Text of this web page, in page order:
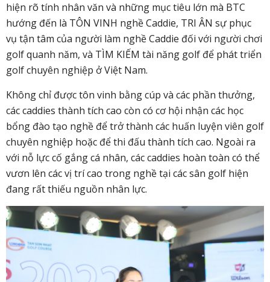
hiện rõ tính nhân văn và những mục tiêu lớn mà BTC
hướng đến là TÔN VINH nghề Caddie, TRI ÂN sự phục
vụ tận tâm của người làm nghề Caddie đối với người chơi
golf quanh năm, và TÌM KIẾM tài năng golf để phát triển
golf chuyên nghiệp ở Việt Nam.
Không chỉ được tôn vinh bằng cúp và các phần thưởng,
các caddies thành tích cao còn có cơ hội nhận các học
bổng đào tạo nghề để trở thành các huấn luyện viên golf
chuyên nghiệp hoặc để thi đấu thành tích cao. Ngoài ra
với nỗ lực cố gắng cá nhân, các caddies hoàn toàn có thể
vươn lên các vị trí cao trong nghề tại các sân golf hiện
đang rất thiếu nguồn nhân lực.